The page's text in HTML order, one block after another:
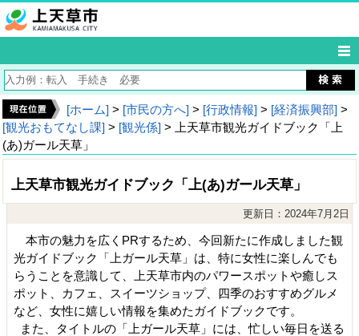
[ホーム] > [市民の方へ] > [行政情報] > [経済振興部] >
[観光おもてなし課] > [観光係] > 上天草市観光ガイドブック「上
(あ)ガール天草」
上天草市観光ガイドブック「上(あ)ガール天草」
更新日：2024年7月2日
本市の魅力を広くPRするため、今回新たに作成しました観
光ガイドブック「上ガール天草」は、特に女性に楽しんでも
らうことを意識して、上天草市内のパワースポットや癒しス
ポット、カフェ、スイーツショップ、四季のおすすめグルメ
など、女性に嬉しい情報を集めたガイドブックです。
また、タイトルの「上ガール天草」には、忙しい毎日を送る